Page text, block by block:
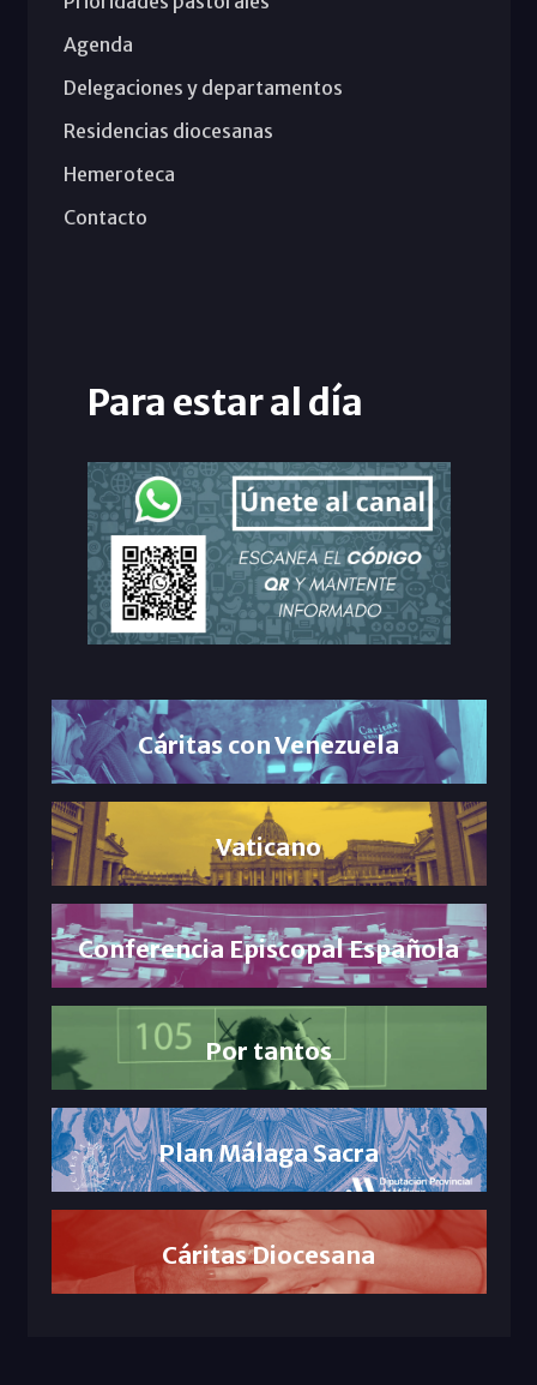
Agenda
Delegaciones y departamentos
Residencias diocesanas
Hemeroteca
Contacto
Para estar al día
Cáritas con Venezuela
Vaticano
Conferencia Episcopal Española
Por tantos
Plan Málaga Sacra
Cáritas Diocesana